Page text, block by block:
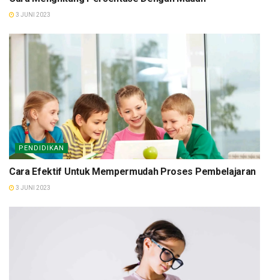
3 JUNI 2023
PENDIDIKAN
Cara Efektif Untuk Mempermudah Proses Pembelajaran
3 JUNI 2023